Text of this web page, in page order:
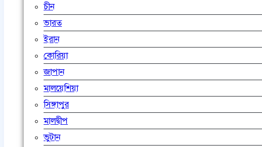
চীন
ভারত
ইরান
কোরিয়া
জাপান
মালয়েশিয়া
সিঙ্গাপুর
মালদ্বীপ
ভুটান